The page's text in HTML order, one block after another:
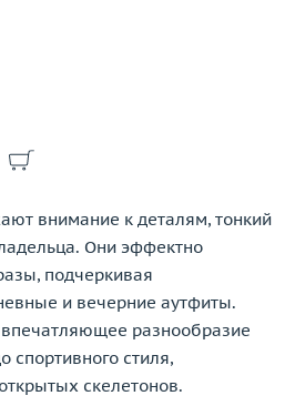
внимание к деталям, тонкий
Они эффектно
подчеркивая
и вечерние аутфиты.
разнообразие
спортивного стиля,
скелетонов.